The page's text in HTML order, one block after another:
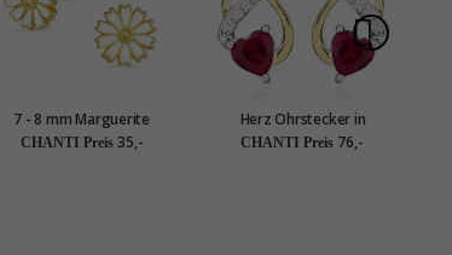
7 - 8 mm Marguerite
Ohrstecker in vergoldetem
CHANTI Preis 35,-
Herz Ohrstecker in
rhodiniertem Silber mit
CHANTI Preis 76,-